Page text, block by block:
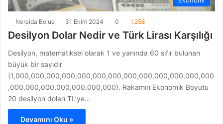
Nereida Belue 31 Ekim 2024 0 1.258
Desilyon Dolar Nedir ve Türk Lirası Karşılığı
Desilyon, matematiksel olarak 1 ve yanında 60 sıfır bulunan
büyük bir sayıdır
(1,000,000,000,000,000,000,000,000,000,000,000,000,000
,000,000,000,000,000,000,000). Rakamın Ekonomik Boyutu
20 desilyon doları TL’ye…
Devamını Oku »